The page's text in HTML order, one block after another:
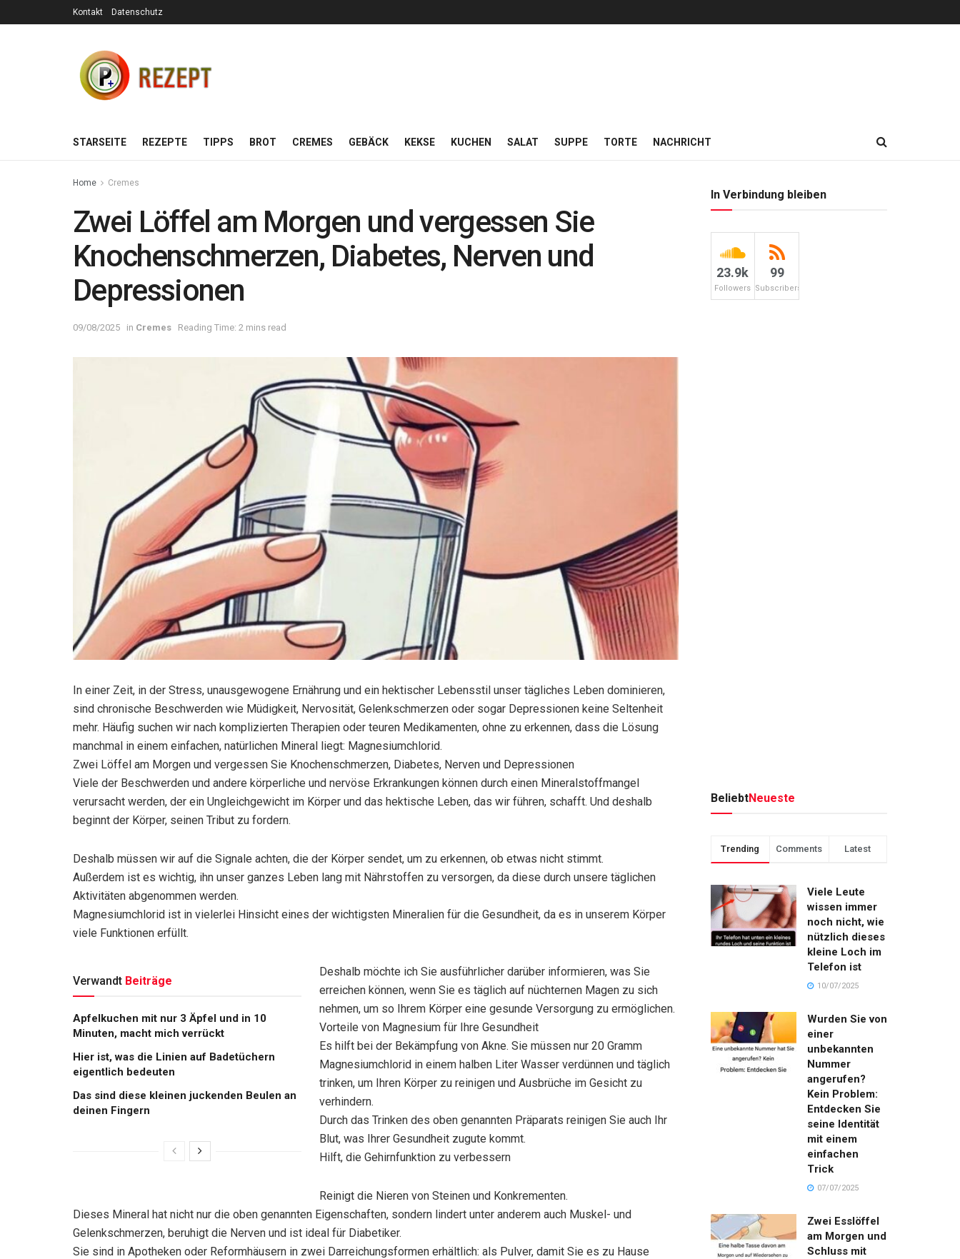
Kontakt Datenschutz
STARSEITE REZEPTE TIPPS BROT CREMES GEBÄCK KEKSE KUCHEN SALAT SUPPE TORTE NACHRICHT
Home Cremes
Zwei Löffel am Morgen und vergessen Sie
Knochenschmerzen, Diabetes, Nerven und
Depressionen
09/08/2025 in Cremes Reading Time: 2 mins read
In einer Zeit, in der Stress, unausgewogene Ernährung und ein hektischer Lebensstil unser tägliches Leben dominieren,
sind chronische Beschwerden wie Müdigkeit, Nervosität, Gelenkschmerzen oder sogar Depressionen keine Seltenheit
mehr. Häufig suchen wir nach komplizierten Therapien oder teuren Medikamenten, ohne zu erkennen, dass die Lösung
manchmal in einem einfachen, natürlichen Mineral liegt: Magnesiumchlorid.
Zwei Löffel am Morgen und vergessen Sie Knochenschmerzen, Diabetes, Nerven und Depressionen
Viele der Beschwerden und andere körperliche und nervöse Erkrankungen können durch einen Mineralstoffmangel
verursacht werden, der ein Ungleichgewicht im Körper und das hektische Leben, das wir führen, schafft. Und deshalb
beginnt der Körper, seinen Tribut zu fordern.
Deshalb müssen wir auf die Signale achten, die der Körper sendet, um zu erkennen, ob etwas nicht stimmt.
Außerdem ist es wichtig, ihn unser ganzes Leben lang mit Nährstoffen zu versorgen, da diese durch unsere täglichen
Aktivitäten abgenommen werden.
Magnesiumchlorid ist in vielerlei Hinsicht eines der wichtigsten Mineralien für die Gesundheit, da es in unserem Körper
viele Funktionen erfüllt.
Verwandt Beiträge
Apfelkuchen mit nur 3 Äpfel und in 10
Minuten, macht mich verrückt
Hier ist, was die Linien auf Badetüchern
eigentlich bedeuten
Das sind diese kleinen juckenden Beulen an
deinen Fingern
Deshalb möchte ich Sie ausführlicher darüber informieren, was Sie
erreichen können, wenn Sie es täglich auf nüchternen Magen zu sich
nehmen, um so Ihrem Körper eine gesunde Versorgung zu ermöglichen.
Vorteile von Magnesium für Ihre Gesundheit
Es hilft bei der Bekämpfung von Akne. Sie müssen nur 20 Gramm
Magnesiumchlorid in einem halben Liter Wasser verdünnen und täglich
trinken, um Ihren Körper zu reinigen und Ausbrüche im Gesicht zu
verhindern.
Durch das Trinken des oben genannten Präparats reinigen Sie auch Ihr
Blut, was Ihrer Gesundheit zugute kommt.
Hilft, die Gehirnfunktion zu verbessern
Reinigt die Nieren von Steinen und Konkrementen.
Dieses Mineral hat nicht nur die oben genannten Eigenschaften, sondern lindert unter anderem auch Muskel- und
Gelenkschmerzen, beruhigt die Nerven und ist ideal für Diabetiker.
Sie sind in Apotheken oder Reformhäusern in zwei Darreichungsformen erhältlich: als Pulver, damit Sie es zu Hause
In Verbindung bleiben
23.9k
Followers
99
Subscribers
BeliebtNeueste
Trending Comments Latest
Viele Leute
wissen immer
noch nicht, wie
nützlich dieses
kleine Loch im
Telefon ist
10/07/2025
Wurden Sie von
einer
unbekannten
Nummer
angerufen?
Kein Problem:
Entdecken Sie
seine Identität
mit einem
einfachen
Trick
07/07/2025
Zwei Esslöffel
am Morgen und
Schluss mit